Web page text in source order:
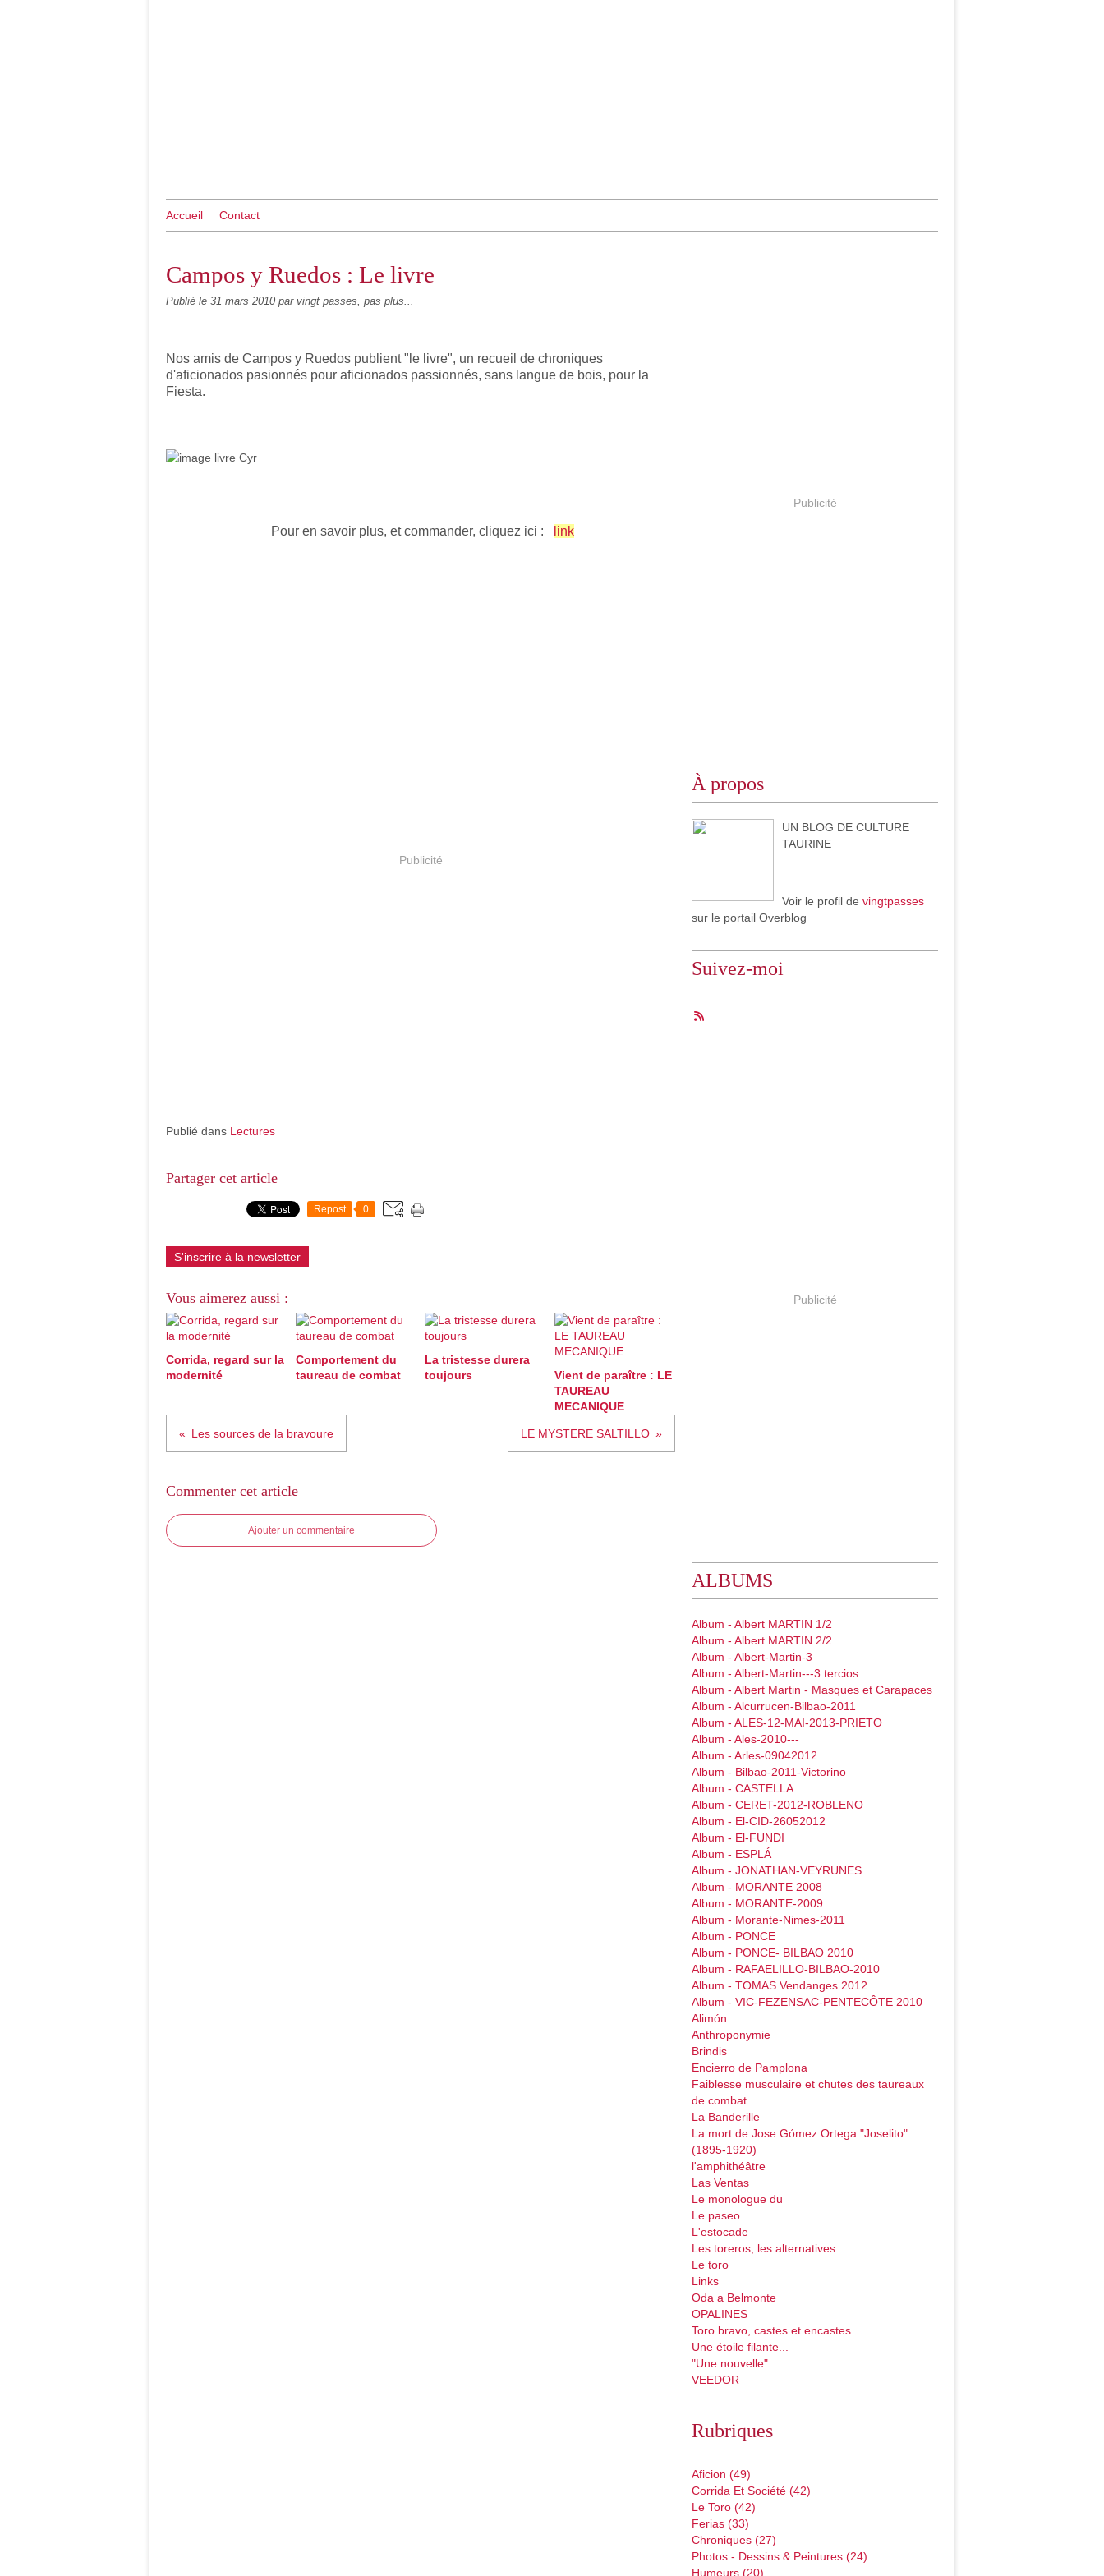
Accueil Contact
Campos y Ruedos : Le livre
Publié le 31 mars 2010 par vingt passes, pas plus...
Nos amis de Campos y Ruedos publient "le livre", un recueil de chroniques
d'aficionados pasionnés pour aficionados passionnés, sans langue de bois, pour la
Fiesta.
Pour en savoir plus, et commander, cliquez ici : link
Publicité
Publié dans Lectures
Partager cet article
Repost 0
S'inscrire à la newsletter
Vous aimerez aussi :
Corrida, regard sur la
modernité
Comportement du
taureau de combat
La tristesse durera
toujours
Vient de paraître : LE
TAUREAU
MECANIQUE
Les sources de la bravoure LE MYSTERE SALTILLO
Commenter cet article
Ajouter un commentaire
Publicité
À propos
UN BLOG DE CULTURE
TAURINE
Voir le profil de vingtpasses
sur le portail Overblog
Suivez-moi
Publicité
ALBUMS
Album - Albert MARTIN 1/2
Album - Albert MARTIN 2/2
Album - Albert-Martin-3
Album - Albert-Martin---3 tercios
Album - Albert Martin - Masques et Carapaces
Album - Alcurrucen-Bilbao-2011
Album - ALES-12-MAI-2013-PRIETO
Album - Ales-2010---
Album - Arles-09042012
Album - Bilbao-2011-Victorino
Album - CASTELLA
Album - CERET-2012-ROBLENO
Album - El-CID-26052012
Album - El-FUNDI
Album - ESPLÁ
Album - JONATHAN-VEYRUNES
Album - MORANTE 2008
Album - MORANTE-2009
Album - Morante-Nimes-2011
Album - PONCE
Album - PONCE- BILBAO 2010
Album - RAFAELILLO-BILBAO-2010
Album - TOMAS Vendanges 2012
Album - VIC-FEZENSAC-PENTECÔTE 2010
Alimón
Anthroponymie
Brindis
Encierro de Pamplona
Faiblesse musculaire et chutes des taureaux
de combat
La Banderille
La mort de Jose Gómez Ortega "Joselito"
(1895-1920)
l'amphithéâtre
Las Ventas
Le monologue du
Le paseo
L'estocade
Les toreros, les alternatives
Le toro
Links
Oda a Belmonte
OPALINES
Toro bravo, castes et encastes
Une étoile filante...
"Une nouvelle"
VEEDOR
Rubriques
Aficion (49)
Corrida Et Société (42)
Le Toro (42)
Ferias (33)
Chroniques (27)
Photos - Dessins & Peintures (24)
Humeurs (20)